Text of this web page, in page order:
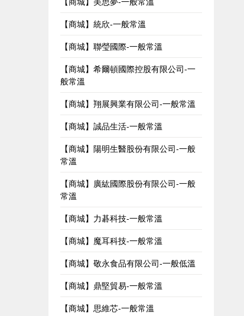
【商城】統欣-一般常溫
【商城】聯瑩國際-一般常溫
【商城】希爾頓國際控股有限公司-一
般常溫
【商城】翔展興業有限公司-一般常溫
【商城】誠品生活-一般常溫
【商城】陽明生醫股份有限公司-一般
常溫
【商城】廣紘國際股份有限公司-一般
常溫
【商城】力碁科技-一般常溫
【商城】魔耳科技-一般常溫
【商城】敬永食品有限公司-一般低溫
【商城】鼎堅貿易-一般常溫
【商城】思維芯-一般常溫